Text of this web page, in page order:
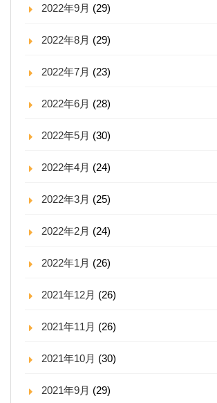
2022年9月 (29)
2022年8月 (29)
2022年7月 (23)
2022年6月 (28)
2022年5月 (30)
2022年4月 (24)
2022年3月 (25)
2022年2月 (24)
2022年1月 (26)
2021年12月 (26)
2021年11月 (26)
2021年10月 (30)
2021年9月 (29)